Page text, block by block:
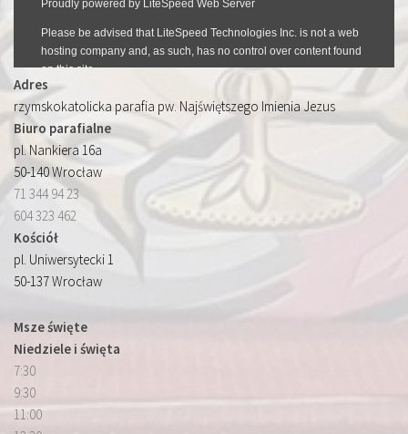
Adres
rzymskokatolicka parafia pw. Najświętszego Imienia Jezus
Biuro parafialne
pl. Nankiera 16a
50-140 Wrocław
71 344 94 23
604 323 462
Kościół
pl. Uniwersytecki 1
50-137 Wrocław
Msze święte
Niedziele i święta
7:30
9:30
11:00